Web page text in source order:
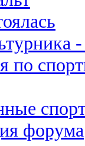
-
по
форума